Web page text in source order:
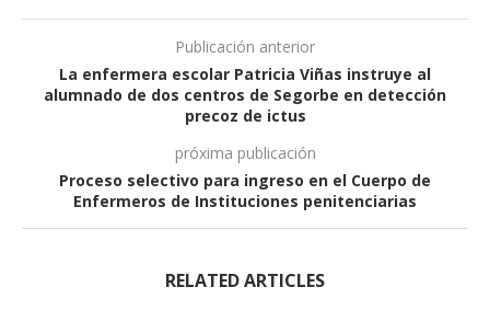
Publicación anterior
La enfermera escolar Patricia Viñas instruye al
alumnado de dos centros de Segorbe en detección
precoz de ictus
próxima publicación
Proceso selectivo para ingreso en el Cuerpo de
Enfermeros de Instituciones penitenciarias
RELATED ARTICLES